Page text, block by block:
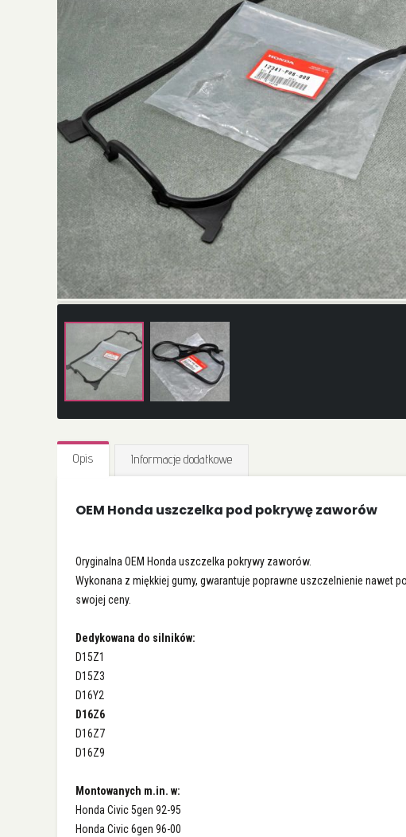
na
początek
Opis
OEM Honda uszczelka pod pokrywę zaworów
Oryginalna OEM Honda uszczelka pokrywy zaworów.
Wykonana z miękkiej gumy, gwarantuje poprawne uszczelnienie nawet
swojej ceny.
Dedykowana do silników:
D15Z1
D15Z3
D16Y2
D16Z6
D16Z7
D16Z9
Montowanych m.in. w:
Honda Civic 5gen 92-95
Honda Civic 6gen 96-00
Informacje dodatkowe